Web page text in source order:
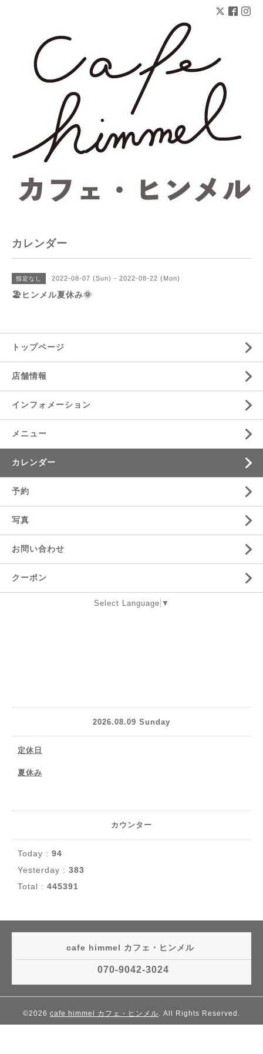
カレンダー
指定なし 2022-08-07 (Sun) - 2022-08-22 (Mon)
🏖ヒンメル夏休み🌞
トップページ
店舗情報
インフォメーション
メニュー
カレンダー
予約
写真
お問い合わせ
クーポン
Select Language ▼
2026.08.09 Sunday
定休日
夏休み
カウンター
Today : 94
Yesterday : 383
Total : 445391
cafe himmel カフェ・ヒンメル
070-9042-3024
©2026 cafe himmel カフェ・ヒンメル. All Rights Reserved.